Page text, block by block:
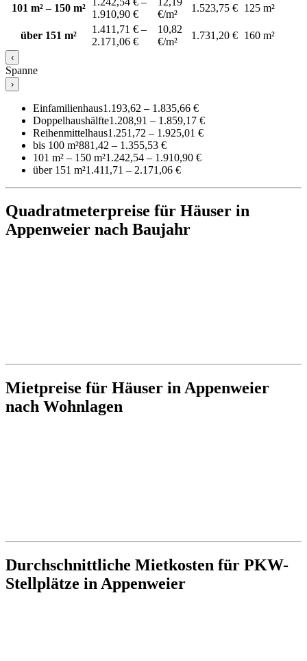
101 m² – 150 m²
1.910,90 €
€/m²
1.523,75 € 125 m²
über 151 m²
1.411,71 € –
2.171,06 €
10,82
€/m²
1.731,20 € 160 m²
‹
Spanne
›
Einfamilienhaus1.193,62 – 1.835,66 €
Doppelhaushälfte1.208,91 – 1.859,17 €
Reihenmittelhaus1.251,72 – 1.925,01 €
bis 100 m²881,42 – 1.355,53 €
101 m² – 150 m²1.242,54 – 1.910,90 €
über 151 m²1.411,71 – 2.171,06 €
Quadratmeterpreise für Häuser in
Appenweier nach Baujahr
Mietpreise für Häuser in Appenweier
nach Wohnlagen
Durchschnittliche Mietkosten für PKW-
Stellplätze in Appenweier